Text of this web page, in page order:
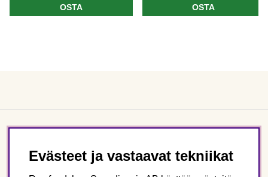
OSTA
OSTA
Evästeet ja vastaavat tekniikat